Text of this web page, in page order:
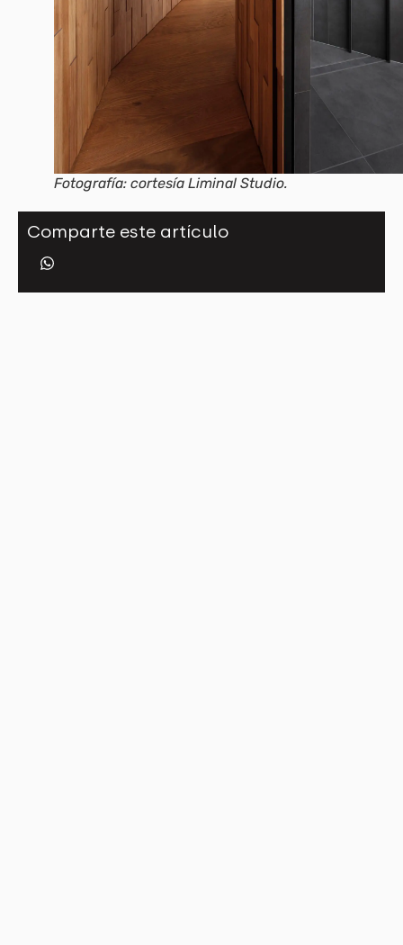
Fotografía: cortesía Liminal Studio.
Comparte este artículo